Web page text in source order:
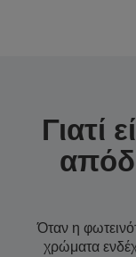
Γιατί
Όταν η
χρώματα